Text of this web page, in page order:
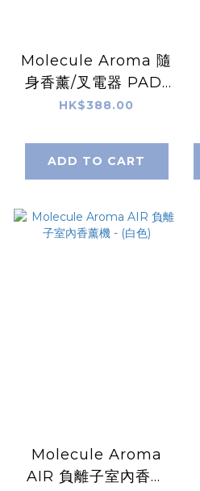
Molecule Aroma 隨
身香薰/叉電器 PAD-
(藏青色 Blue Black /
附送一個固體香薰元
HK$388.00
ADD TO CART
Molecule Aroma
AIR 負離子室內香薰